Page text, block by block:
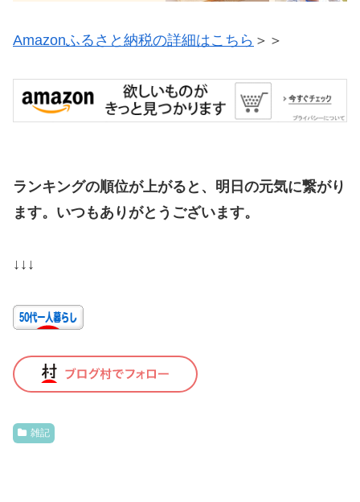
Amazonふるさと納税の詳細はこちら ＞＞
ランキングの順位が上がると、明日の元気に繋がり
ます。いつもありがとうございます。
↓↓↓
雑記